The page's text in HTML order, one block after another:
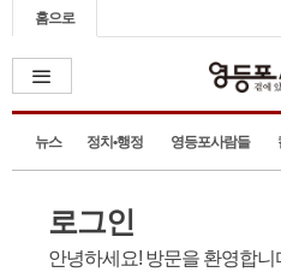
홈으로
뉴스 정치•행정 영등포사람들
로그인
안녕하세요! 방문을 환영합니